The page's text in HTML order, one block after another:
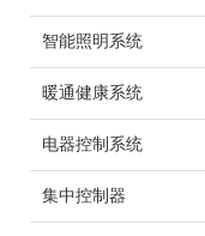
智能照明系统
暖通健康系统
电器控制系统
集中控制器